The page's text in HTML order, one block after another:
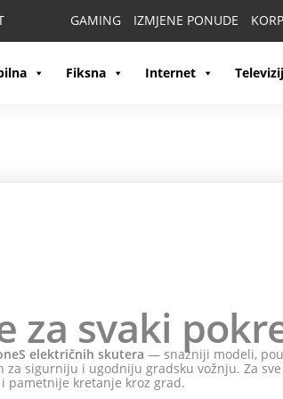
GAMING IZMJENE PONUDE
Fiksna Internet
za svaki
električnih skutera — snažniji modeli,
sigurniju i ugodniju gradsku vožnju. Za
pametnije kretanje kroz grad.